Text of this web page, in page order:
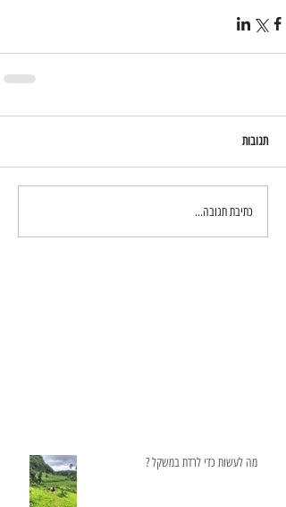
תגובות
כתיבת תגובה...
מה לעשות כדי לרדת במשקל ?